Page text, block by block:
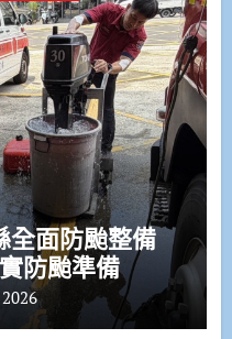
全面防颱整備
防颱準備